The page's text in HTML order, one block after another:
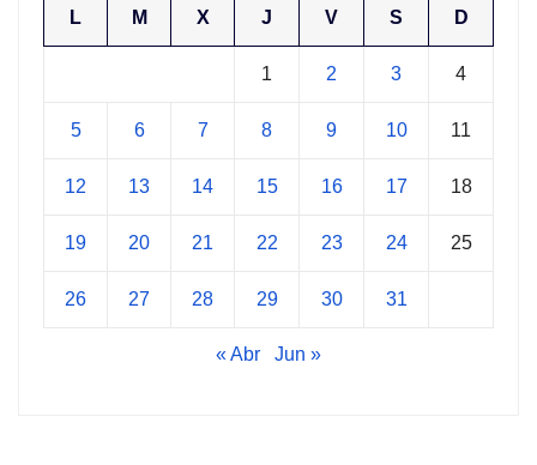
L M X J V S D
1 2 3 4
5 6 7 8 9 10 11
12 13 14 15 16 17 18
19 20 21 22 23 24 25
26 27 28 29 30 31
« Abr Jun »